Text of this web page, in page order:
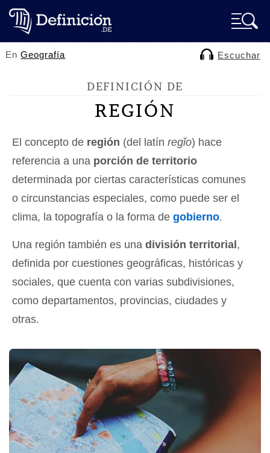
EnGeografía Escuchar
DEFINICIÓN DE
REGIÓN
El concepto de región (del latín regĭo) hace
referencia a una porción de territorio
determinada por ciertas características comunes
o circunstancias especiales, como puede ser el
clima, la topografía o la forma de gobierno.
Una región también es una división territorial ,
definida por cuestiones geográficas, históricas y
sociales, que cuenta con varias subdivisiones,
como departamentos, provincias, ciudades y
otras.